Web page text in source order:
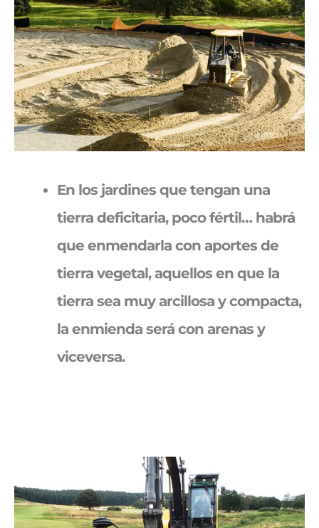
En los jardines que tengan una
tierra deficitaria, poco fértil… habrá
que enmendarla con aportes de
tierra vegetal, aquellos en que la
tierra sea muy arcillosa y compacta,
la enmienda será con arenas y
viceversa.